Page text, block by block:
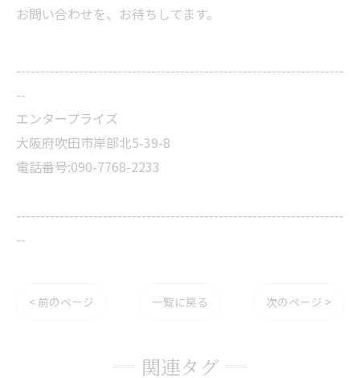
お問い合わせを、お待ちしてます。
--------------------------------------------------------------------
--
エンタープライズ
大阪府吹田市岸部北5-39-8
電話番号:090-7768-2233
--------------------------------------------------------------------
--
< 前のページ 一覧に戻る 次のページ >
関連タグ